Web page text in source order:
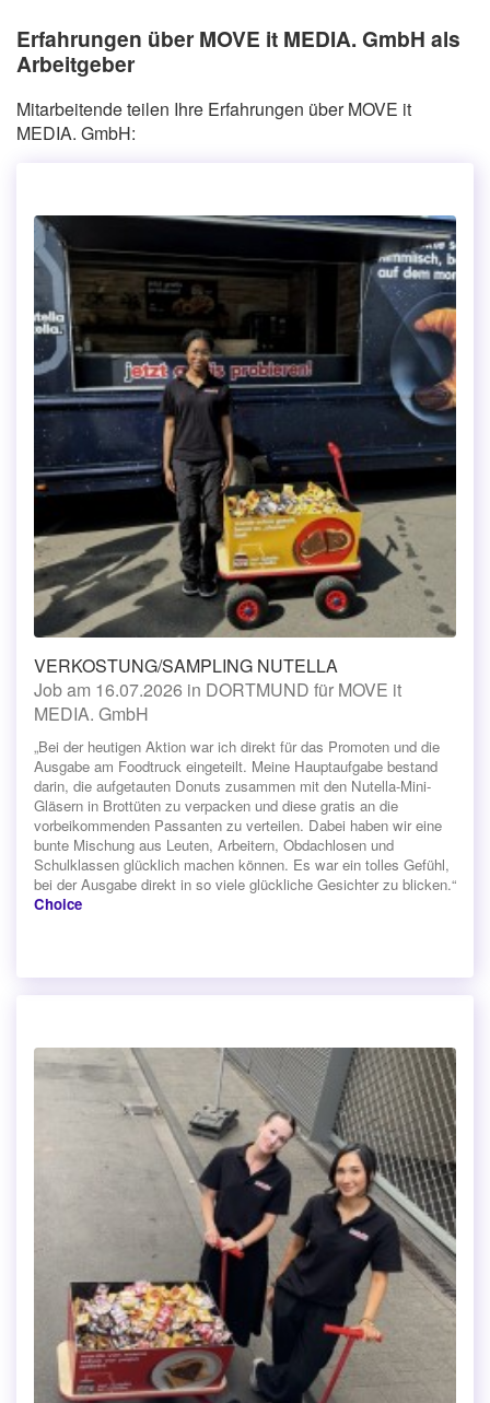
Erfahrungen über MOVE it MEDIA. GmbH als
Arbeitgeber
Mitarbeitende teilen Ihre Erfahrungen über MOVE it
MEDIA. GmbH:
VERKOSTUNG/SAMPLING NUTELLA
Job am 16.07.2026 in DORTMUND für MOVE it
MEDIA. GmbH
„Bei der heutigen Aktion war ich direkt für das Promoten und die
Ausgabe am Foodtruck eingeteilt. Meine Hauptaufgabe bestand
darin, die aufgetauten Donuts zusammen mit den Nutella-Mini-
Gläsern in Brottüten zu verpacken und diese gratis an die
vorbeikommenden Passanten zu verteilen. ​Dabei haben wir eine
bunte Mischung aus Leuten, Arbeitern, Obdachlosen und
Schulklassen glücklich machen können. Es war ein tolles Gefühl,
bei der Ausgabe direkt in so viele glückliche Gesichter zu blicken.“
Choice